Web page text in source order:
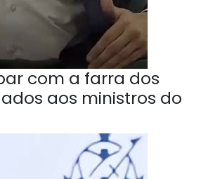
com a farra dos
aos ministros do